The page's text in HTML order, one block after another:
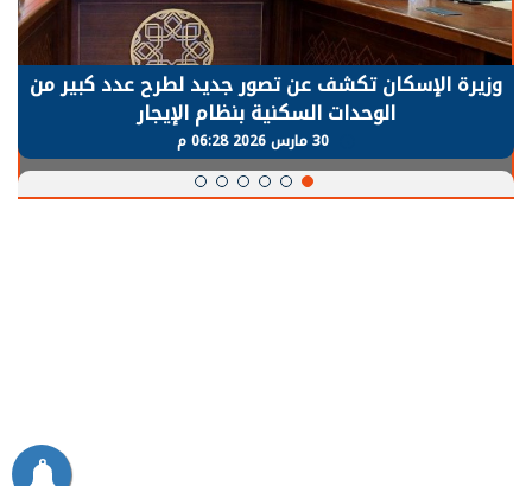
وزيرة الإسكان تكشف عن تصور جديد لطرح عدد كبير من
الوحدات السكنية بنظام الإيجار